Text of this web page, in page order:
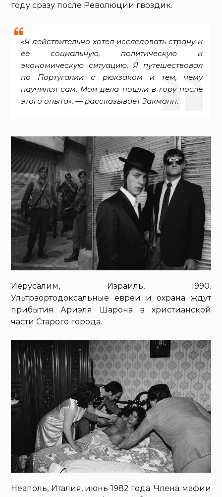
году сразу после Революции гвоздик.
«Я действительно хотел исследовать страну и
ее социальную, политическую и
экономическую ситуацию. Я путешествовал
по Португалии с рюкзаком и тем, чему
научился сам. Мои дела пошли в гору после
этого опыта», — рассказывает Закманн.
Иерусалим, Израиль, 1990.
Ультраортодоксальные евреи и охрана ждут
прибытия Ариэля Шарона в христианской
части Старого города.
Неаполь, Италия, июнь 1982 года. Члена мафии